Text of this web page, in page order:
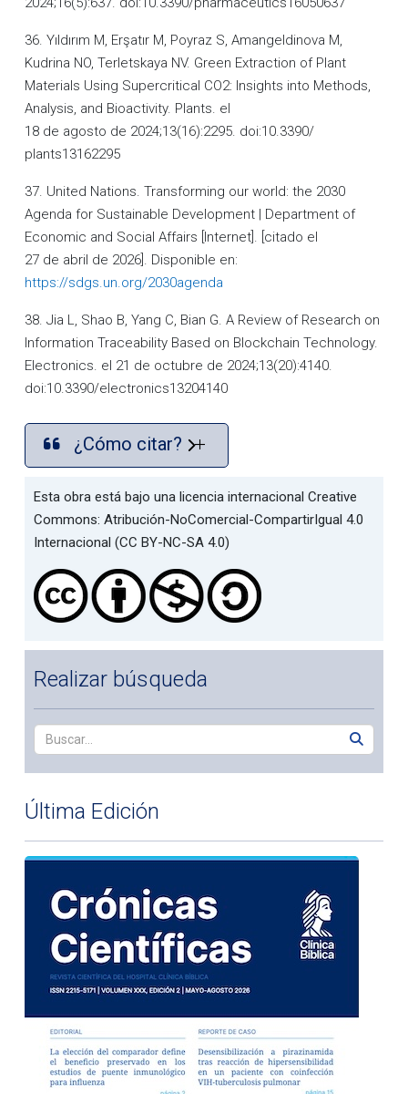
36. Yıldırım M, Erşatır M, Poyraz S, Amangeldinova M,
Kudrina NO, Terletskaya NV. Green Extraction of Plant
Materials Using Supercritical CO2: Insights into Methods,
Analysis, and Bioactivity. Plants. el
18 de agosto de 2024;13(16):2295. doi:10.3390/
plants13162295
37. United Nations. Transforming our world: the 2030
Agenda for Sustainable Development | Department of
Economic and Social Affairs [Internet]. [citado el
27 de abril de 2026]. Disponible en:
https://sdgs.un.org/2030agenda
38. Jia L, Shao B, Yang C, Bian G. A Review of Research on
Information Traceability Based on Blockchain Technology.
Electronics. el 21 de octubre de 2024;13(20):4140.
doi:10.3390/electronics13204140
¿Cómo citar?
Esta obra está bajo una licencia internacional Creative
Commons: Atribución-NoComercial-CompartirIgual 4.0
Internacional (CC BY-NC-SA 4.0)
Realizar búsqueda
Última Edición